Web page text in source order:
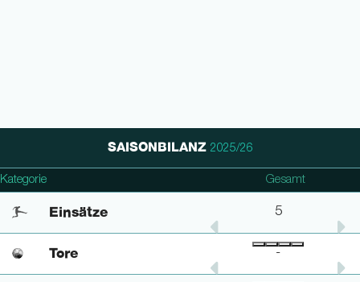
SAISONBILANZ 2025/26
Kategorie
Champions League Gesamt
Einsätze
- 5
Tore
- -